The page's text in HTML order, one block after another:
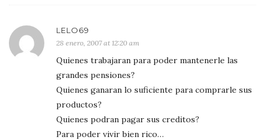
LELO69
28 enero, 2007 at 12:20 am
Quienes trabajaran para poder mantenerle las
grandes pensiones?
Quienes ganaran lo suficiente para comprarle sus
productos?
Quienes podran pagar sus creditos?
Para poder vivir bien rico…